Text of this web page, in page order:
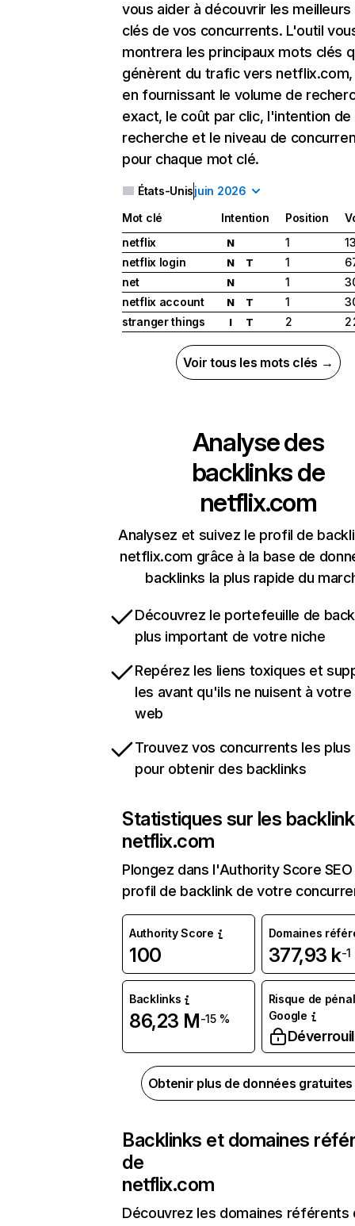
vous aider à découvrir les
clés de vos concurrents. L'outil
montrera les principaux mots clés
génèrent du trafic vers
en fournissant le volume de
exact, le coût par clic, l'intention de
recherche et le niveau de
pour chaque mot clé.
États-Unisjuin 2026
Mot clé Intention Position
netflix
N 1
netflix login
N T 1
net
N 1
netflix account
N T 1
stranger things
I T 2 2
Voir tous les mots clés →
Analyse des
backlinks de
netflix.com
Analysez et suivez le profil de
netflix.com grâce à la base de
backlinks la plus rapide du
Découvrez le portefeuille de
plus important de votre niche
Repérez les liens toxiques et
les avant qu'ils ne nuisent à
web
Trouvez vos concurrents les
pour obtenir des backlinks
Statistiques sur les
netflix.com
Plongez dans l'Authority Score
profil de backlink de votre
Authority Score
100
Domaines
377,93 k-1
Backlinks
86,23 M-15 %
Risque de
Google
Obtenir plus de données
Backlinks et domaines
de
netflix.com
Découvrez les domaines référents